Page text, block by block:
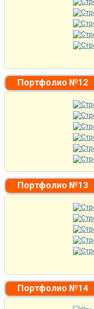
Портфолио №12
Портфолио №13
Портфолио №14